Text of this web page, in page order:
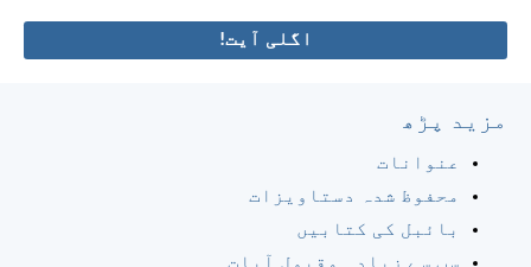
اگلی آیت!
مزید پڑھ
عنوانات
محفوظ شدہ دستاویزات
بائبل کی کتابیں